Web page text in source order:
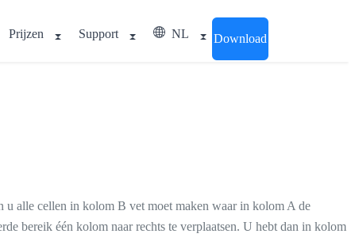
Prijzen Support NL Download
alle cellen in kolom B vet moet maken waar in kolom A de
bereik één kolom naar rechts te verplaatsen. U hebt dan in kolom